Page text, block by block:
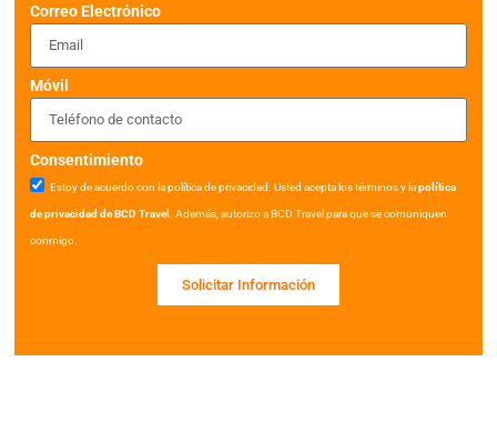
Correo Electrónico
Móvil
Consentimiento
Estoy de acuerdo con la política de privacidad. Usted acepta los términos y lapolítica
de privacidad de BCD Travel. Además, autorizo a BCD Travel para que se comuniquen
conmigo.
Solicitar Información